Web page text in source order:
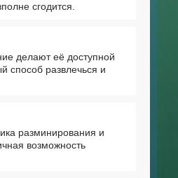
сгодится.
делают её доступной
способ развлечься и
разминирования и
возможность